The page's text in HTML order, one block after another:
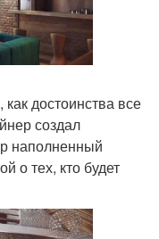
достоинства все
создал
наполненный
о тех, кто будет